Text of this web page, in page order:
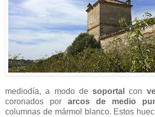
mediodía, a modo desoportal con
coronados por arcos de medio
columnas de mármol blanco. Estos